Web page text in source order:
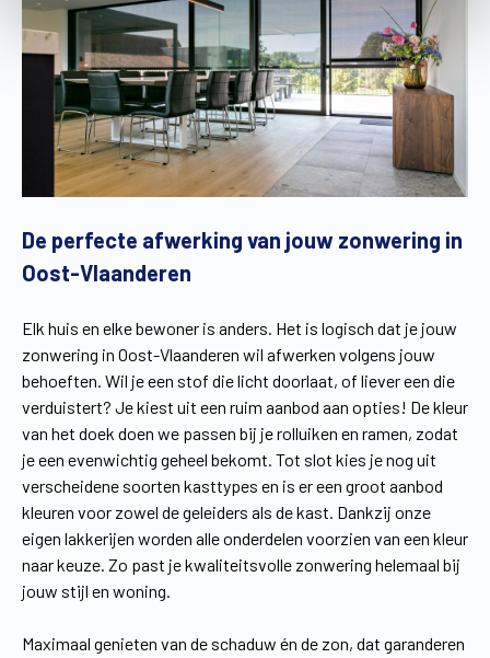
De perfecte afwerking van jouw zonwering in
Oost-Vlaanderen
Elk huis en elke bewoner is anders. Het is logisch dat je jouw
zonwering in Oost-Vlaanderen wil afwerken volgens jouw
behoeften. Wil je een stof die licht doorlaat, of liever een die
verduistert? Je kiest uit een ruim aanbod aan opties! De kleur
van het doek doen we passen bij je rolluiken en ramen, zodat
je een evenwichtig geheel bekomt. Tot slot kies je nog uit
verscheidene soorten kasttypes en is er een groot aanbod
kleuren voor zowel de geleiders als de kast. Dankzij onze
eigen lakkerijen worden alle onderdelen voorzien van een kleur
naar keuze. Zo past je kwaliteitsvolle zonwering helemaal bij
jouw stijl en woning.
Maximaal genieten van de schaduw én de zon, dat garanderen